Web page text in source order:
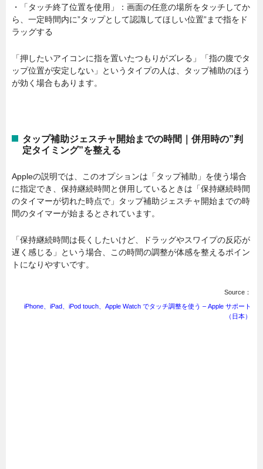
・「タッチ終了位置を使用」：画面の任意の場所をタッチしてか
ら、一定時間内に”タップとして認識してほしい位置”まで指をド
ラッグする
「押したいアイコンに指を置いたつもりがズレる」「指の腹でタ
ップ位置が安定しない」というタイプの人は、タップ補助のほう
が効く場合もあります。
タップ補助ジェスチャ開始までの時間｜併用時の”判
定タイミング”を整える
Appleの説明では、このオプションは「タップ補助」を使う場合
に指定でき、保持継続時間と併用しているときは「保持継続時間
のタイマーが切れた時点で」タップ補助ジェスチャ開始までの時
間のタイマーが始まるとされています。
「保持継続時間は長くしたいけど、ドラッグやスワイプの反応が
遅く感じる」という場合、この時間の調整が体感を整えるポイン
トになりやすいです。
Source：
iPhone、iPad、iPod touch、Apple Watch でタッチ調整を使う – Apple サポート
（日本）